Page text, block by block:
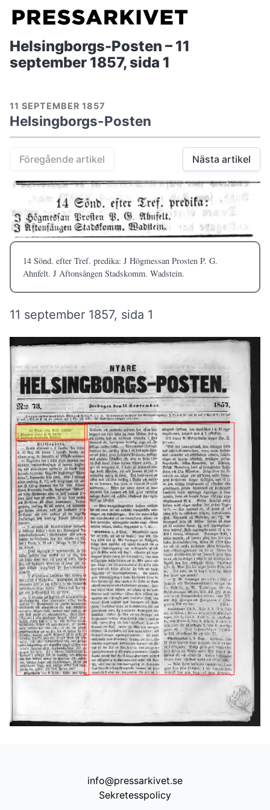
Helsingborgs-Posten – 11
september 1857, sida 1
11 SEPTEMBER 1857
Helsingborgs-Posten
Föregående artikel Nästa artikel
14 Sönd. efter Tref. predika: J Högmessan Prosten P. G.
Ahnfelt. J Aftonsången Stadskomm. Wadstein.
11 september 1857, sida 1
info@pressarkivet.se
Sekretesspolicy